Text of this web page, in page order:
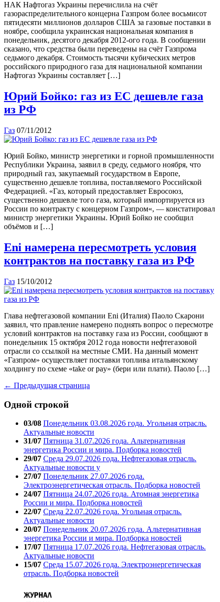
НАК Нафтогаз Украины перечислила на счёт
газораспределительного концерна Газпром более восьмисот
пятидесяти миллионов долларов США за газовые поставки в
ноябре, сообщила украинская национальная компания в
понедельник, десятого декабря 2012-ого года. В сообщении
сказано, что средства были переведены на счёт Газпрома
седьмого декабря. Стоимость тысячи кубических метров
российского природного газа для национальной компании
Нафтогаз Украины составляет […]
Юрий Бойко: газ из ЕС дешевле газа
из РФ
Газ 07/11/2012
Юрий Бойко, министр энергетики и горной промышленности
Республики Украина, заявил в среду, седьмого ноября, что
природный газ, закупаемый государством в Европе,
существенно дешевле топлива, поставляемого Российской
Федерацией. «Газ, который предоставляет Евросоюз,
существенно дешевле того газа, который импортируется из
России по контракту с концерном Газпром«, — констатировал
министр энергетики Украины. Юрий Бойко не сообщил
объёмов и […]
Eni намерена пересмотреть условия
контрактов на поставку газа из РФ
Газ 15/10/2012
Глава нефтегазовой компании Eni (Италия) Паоло Скарони
заявил, что правление намерено поднять вопрос о пересмотре
условий контрактов на поставку газа из России, сообщают в
понедельник 15 октября 2012 года новости нефтегазовой
отрасли со ссылкой на местные СМИ. На данный момент
«Газпром» осуществляет поставки топлива итальянскому
холдингу по схеме «take or pay» (бери или плати). Паоло […]
← Предыдущая страница
Одной строкой
03/08 Понедельник 03.08.2026 года. Угольная отрасль.
Актуальные новости
31/07 Пятница 31.07.2026 года. Альтернативная
энергетика России и мира. Подборка новостей
29/07 Среда 29.07.2026 года. Нефтегазовая отрасль.
Актуальные новости у
27/07 Понедельник 27.07.2026 года.
Электроэнергетическая отрасль. Подборка новостей
24/07 Пятница 24.07.2026 года. Атомная энергетика
России и мира. Подборка новостей
22/07 Среда 22.07.2026 года. Угольная отрасль.
Актуальные новости
20/07 Понедельник 20.07.2026 года. Альтернативная
энергетика России и мира. Подборка новостей
17/07 Пятница 17.07.2026 года. Нефтегазовая отрасль.
Актуальные новости
15/07 Среда 15.07.2026 года. Электроэнергетическая
отрасль. Подборка новостей